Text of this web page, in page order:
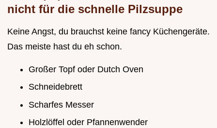
nicht für die schnelle Pilzsuppe
Keine Angst, du brauchst keine fancy Küchengeräte.
Das meiste hast du eh schon.
Großer Topf oder Dutch Oven
Schneidebrett
Scharfes Messer
Holzlöffel oder Pfannenwender